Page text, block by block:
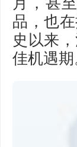
品，也
史以来
佳机遇期